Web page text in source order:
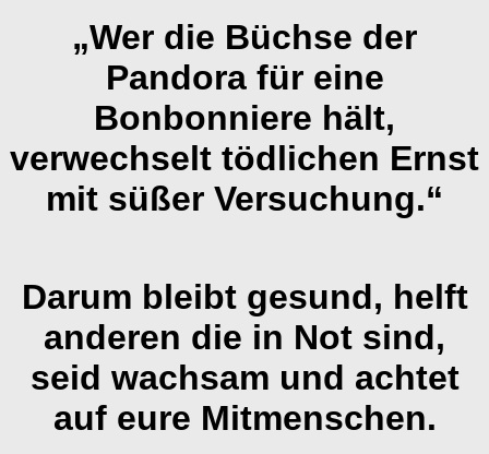
„Wer die Büchse der
Pandora für eine
Bonbonniere hält,
verwechselt tödlichen Ernst
mit süßer Versuchung.“
Darum bleibt gesund, helft
anderen die in Not sind,
seid wachsam und achtet
auf eure Mitmenschen.